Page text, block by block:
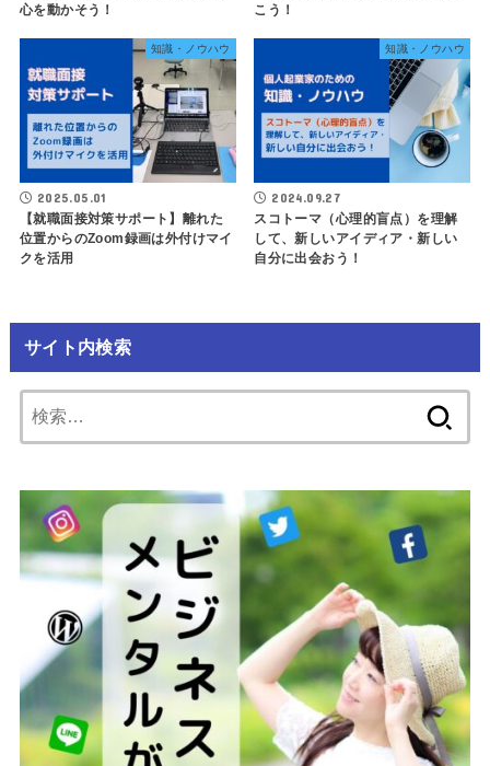
心を動かそう！
こう！
知識・ノウハウ
2025.05.01
【就職面接対策サポート】離れた
位置からのZoom録画は外付けマイ
クを活用
知識・ノウハウ
2024.09.27
スコトーマ（心理的盲点）を理解
して、新しいアイディア・新しい
自分に出会おう！
サイト内検索
索: